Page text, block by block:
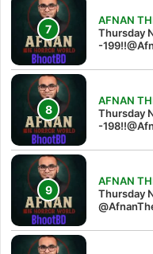
AFNAN
Thursday
-
AFNAN
Thursday
-
AFNAN
Thursday